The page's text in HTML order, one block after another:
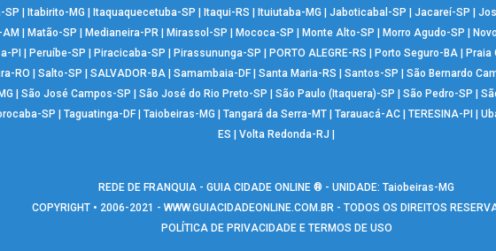
SP | Itabirito-MG | Itaquaquecetuba-SP | Itaqui-RS | Ituiutaba-MG | Jaboticabal-SP | Jacareí-SP |
AM | Matão-SP | Medianeira-PR | Mirassol-SP | Mococa-SP | Monte Alto-SP | Morro Agudo-SP |
PI | Peruíbe-SP | Piracicaba-SP | Pirassununga-SP | PORTO ALEGRE-RS | Porto Seguro-BA| Praia
RO | Salto-SP | SALVADOR-BA | Samambaia-DF | Santa Maria-RS | Santos-SP | São Bernardo
| São José Campos-SP | São José do Rio Preto-SP | São Paulo (Itaquera)-SP | São Pedro-SP |
SP | Taguatinga-DF| Taiobeiras-MG | Tangará da Serra-MT| Tarauacá-AC| TERESINA-PI |
ES | Volta Redonda-RJ |
REDE DE FRANQUIA - GUIA CIDADE ONLINE ® - UNIDADE: Taiobeiras-MG
COPYRIGHT • 2006-2021 - WWW.GUIACIDADEONLINE.COM.BR - TODOS OS DIREITOS
POLÍTICA DE PRIVACIDADE E TERMOS DE USO